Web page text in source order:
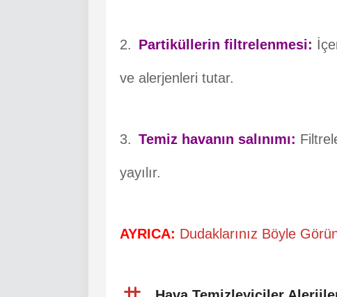
Partiküllerin filtrelenmesi:
ve alerjenleri tutar.
Temiz havanın salınımı:
yayılır.
AYRICA: Dudaklarınız Böyle